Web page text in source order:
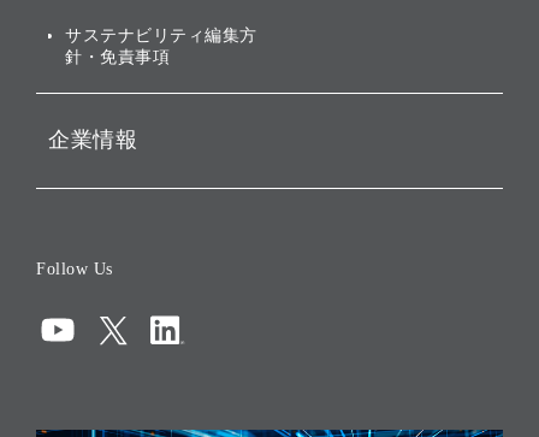
サステナビリティ編集方
針・免責事項
企業情報
コンプライアンス
リスクマネジメント
Follow Us